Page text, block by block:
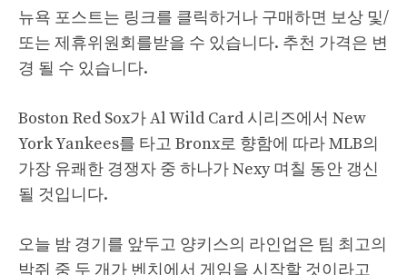
뉴욕 포스트는 링크를 클릭하거나 구매하면 보상 및/
또는 제휴위원회를받을 수 있습니다. 추천 가격은 변
경 될 수 있습니다.
Boston Red Sox가 Al Wild Card 시리즈에서 New
York Yankees를 타고 Bronx로 향함에 따라 MLB의
가장 유쾌한 경쟁자 중 하나가 Nexy 며칠 동안 갱신
될 것입니다.
오늘 밤 경기를 앞두고 양키스의 라인업은 팀 최고의
박쥐 중 두 개가 벤치에서 게임을 시작할 것이라고